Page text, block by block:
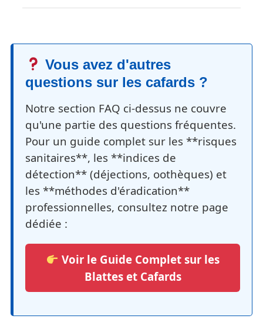
Vous avez d'autres
questions sur les cafards ?
Notre section FAQ ci-dessus ne couvre
qu'une partie des questions fréquentes.
Pour un guide complet sur les **risques
sanitaires**, les **indices de
détection** (déjections, oothèques) et
les **méthodes d'éradication**
professionnelles, consultez notre page
dédiée :
Voir le Guide Complet sur les
Blattes et Cafards